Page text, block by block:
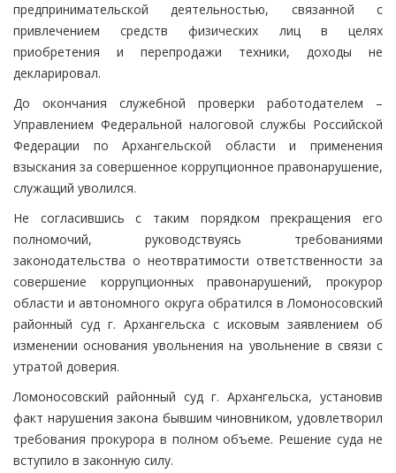
предпринимательской деятельностью, связанной с
привлечением средств физических лиц в целях
приобретения и перепродажи техники, доходы не
декларировал.
До окончания служебной проверки работодателем –
Управлением Федеральной налоговой службы Российской
Федерации по Архангельской области и применения
взыскания за совершенное коррупционное правонарушение,
служащий уволился.
Не согласившись с таким порядком прекращения его
полномочий, руководствуясь требованиями
законодательства о неотвратимости ответственности за
совершение коррупционных правонарушений, прокурор
области и автономного округа обратился в Ломоносовский
районный суд г. Архангельска с исковым заявлением об
изменении основания увольнения на увольнение в связи с
утратой доверия.
Ломоносовский районный суд г. Архангельска, установив
факт нарушения закона бывшим чиновником, удовлетворил
требования прокурора в полном объеме. Решение суда не
вступило в законную силу.